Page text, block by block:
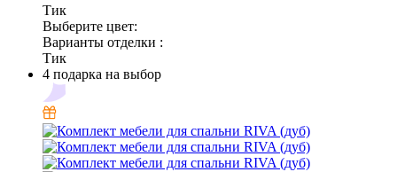
Тик
Выберите цвет:
Варианты отделки :
Тик
4 подарка на выбор